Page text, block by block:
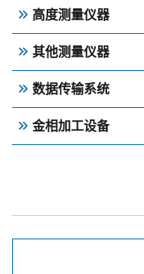
高度测量仪器
其他测量仪器
数据传输系统
金相加工设备